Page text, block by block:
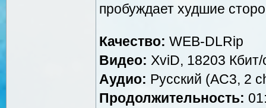
пробуждает худшие
Качество: WEB-DLRip
Видео: XviD, 18203
Аудио: Русский (AC3, 2
Продолжительность: